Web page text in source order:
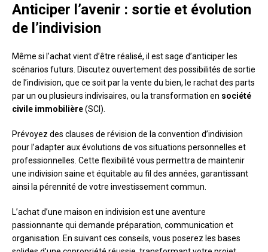
Anticiper l’avenir : sortie et évolution
de l’indivision
Même si l’achat vient d’être réalisé, il est sage d’anticiper les
scénarios futurs. Discutez ouvertement des possibilités de sortie
de l’indivision, que ce soit par la vente du bien, le rachat des parts
par un ou plusieurs indivisaires, ou la transformation en société
civile immobilière(SCI).
Prévoyez des clauses de révision de la convention d’indivision
pour l’adapter aux évolutions de vos situations personnelles et
professionnelles. Cette flexibilité vous permettra de maintenir
une indivision saine et équitable au fil des années, garantissant
ainsi la pérennité de votre investissement commun.
L’achat d’une maison en indivision est une aventure
passionnante qui demande préparation, communication et
organisation. En suivant ces conseils, vous poserez les bases